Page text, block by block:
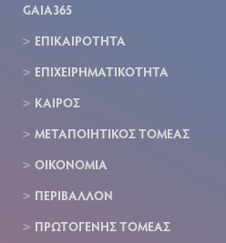
GAIA365
ΕΠΙΚΑΙΡΟΤΗΤΑ
ΕΠΙΧΕΙΡΗΜΑΤΙΚΟΤΗΤΑ
ΚΑΙΡΟΣ
ΜΕΤΑΠΟΙΗΤΙΚΟΣ ΤΟΜΕΑΣ
ΟΙΚΟΝΟΜΙΑ
ΠΕΡΙΒΑΛΛΟΝ
ΠΡΩΤΟΓΕΝΗΣ ΤΟΜΕΑΣ